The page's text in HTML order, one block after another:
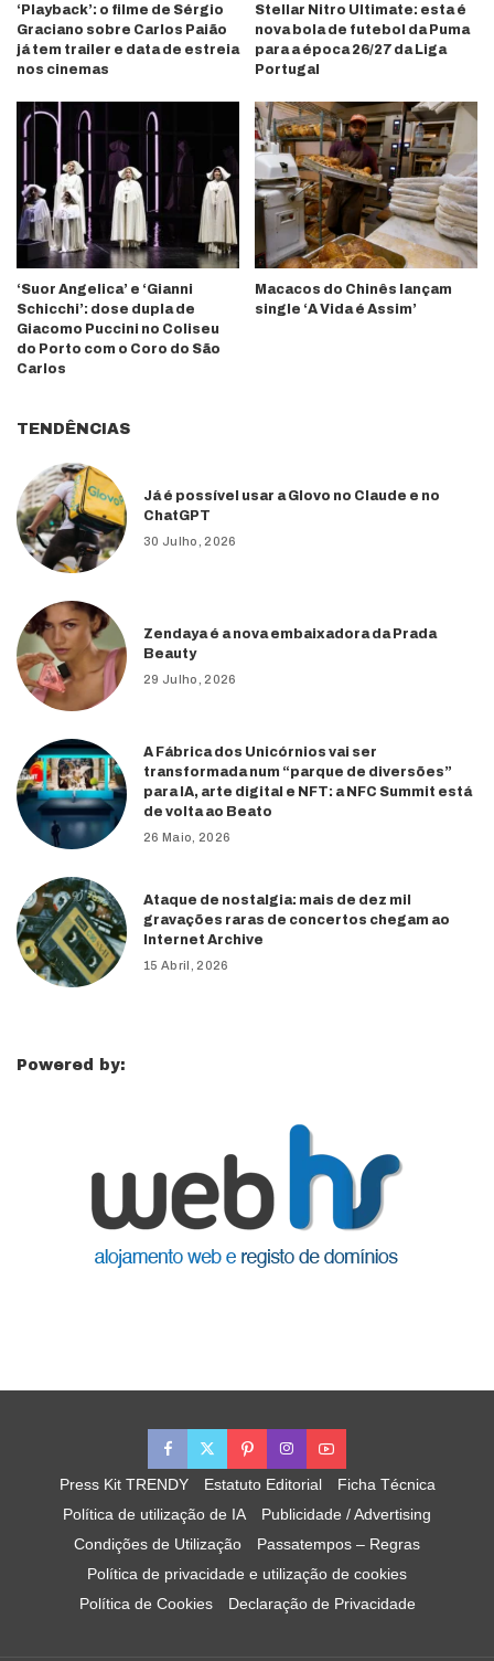
‘Playback’: o filme de Sérgio
Graciano sobre Carlos Paião
já tem trailer e data de estreia
nos cinemas
Stellar Nitro Ultimate: esta é
nova bola de futebol da Puma
para a época 26/27 da Liga
Portugal
‘Suor Angelica’ e ‘Gianni
Schicchi’: dose dupla de
Giacomo Puccini no Coliseu
do Porto com o Coro do São
Carlos
Macacos do Chinês lançam
single ‘A Vida é Assim’
TENDÊNCIAS
Já é possível usar a Glovo no Claude e no
ChatGPT
30 Julho, 2026
Zendaya é a nova embaixadora da Prada
Beauty
29 Julho, 2026
A Fábrica dos Unicórnios vai ser
transformada num “parque de diversões”
para IA, arte digital e NFT: a NFC Summit está
de volta ao Beato
26 Maio, 2026
Ataque de nostalgia: mais de dez mil
gravações raras de concertos chegam ao
Internet Archive
15 Abril, 2026
Powered by:
Press Kit TRENDY Estatuto Editorial
Ficha Técnica
Política de utilização de IA
Publicidade / Advertising
Condições de Utilização
Passatempos – Regras
Política de privacidade e utilização de cookies
Política de Cookies
Declaração de Privacidade